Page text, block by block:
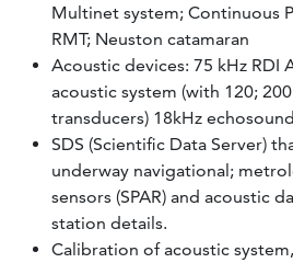
Multinet system; Continuous
RMT; Neuston catamaran
Acoustic devices: 75 kHz RDI
acoustic system (with 120;
transducers) 18kHz
SDS (Scientific Data Server)
underway navigational;
sensors (SPAR) and acoustic
station details.
Calibration of acoustic